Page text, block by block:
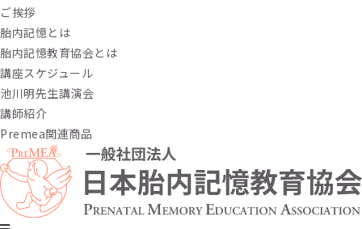
ご挨拶
胎内記憶とは
胎内記憶教育協会とは
講座スケジュール
池川明先生講演会
講師紹介
Premea関連商品